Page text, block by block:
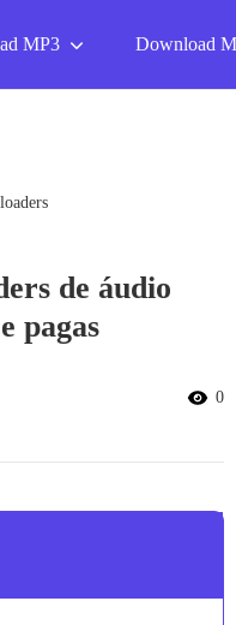
MP3 Download
de áudio
pagas
0